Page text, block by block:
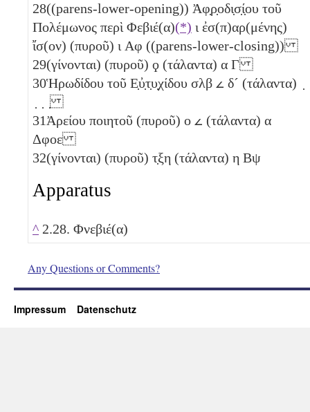
28((parens-lower-opening)) Ἀφ̣ρ̣οδι̣σ̣ί̣ου τοῦ
Πολέμωνος περὶ Φεβιέ(α)(*) ι ἐσ(π)αρ(μένης)
ἴσ(ον) (πυροῦ) ι Αφ ((parens-lower-closing))
29(γίνονται) (πυροῦ) ϙ (τάλαντα) α Γ
30Ἡρωδίδου τοῦ Ε̣ὐ̣τ̣υ̣χίδου σλβ 𐅵 δ´ (τάλαντα) ̣ ̣
̣ ̣ ̣
31Ἀρείου ποιητοῦ (πυροῦ) ο 𐅵 (τάλαντα) α
Δφοε
32(γίνονται) (πυροῦ) τ̣ξη (τάλαντα) η Βψ
Apparatus
^ 2.28. Φνεβιέ(α)
Any Questions or Comments?
Impressum Datenschutz